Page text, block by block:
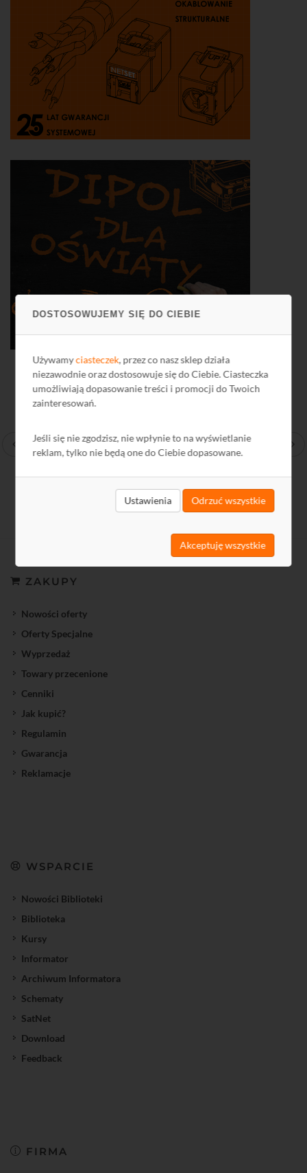
DOSTOSOWUJEMY SIĘ DO CIEBIE
Używamyciasteczek, przez co nasz sklep działa
niezawodnie oraz dostosowuje się do Ciebie. Ciasteczka
umożliwiają dopasowanie treści i promocji do Twoich
zainteresowań.
Jeśli się nie zgodzisz, nie wpłynie to na wyświetlanie
reklam, tylko nie będą one do Ciebie dopasowane.
Ustawienia Odrzuć wszystkie
Akceptuję wszystkie
ZAKUPY
Nowości oferty
Oferty Specjalne
Wyprzedaż
Towary przecenione
Cenniki
Jak kupić?
Regulamin
Gwarancja
Reklamacje
WSPARCIE
Nowości Biblioteki
Biblioteka
Kursy
Informator
Archiwum Informatora
Schematy
SatNet
Download
Feedback
FIRMA